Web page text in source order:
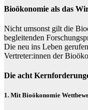
Bioökonomie als das
Nicht umsonst gilt die
begleitenden
Die neu ins Leben
Vertreter:innen der
Die acht
1. Mit Bioökonomie